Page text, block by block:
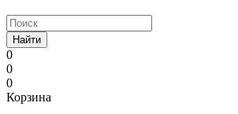
Найти
0
0
0
Корзина